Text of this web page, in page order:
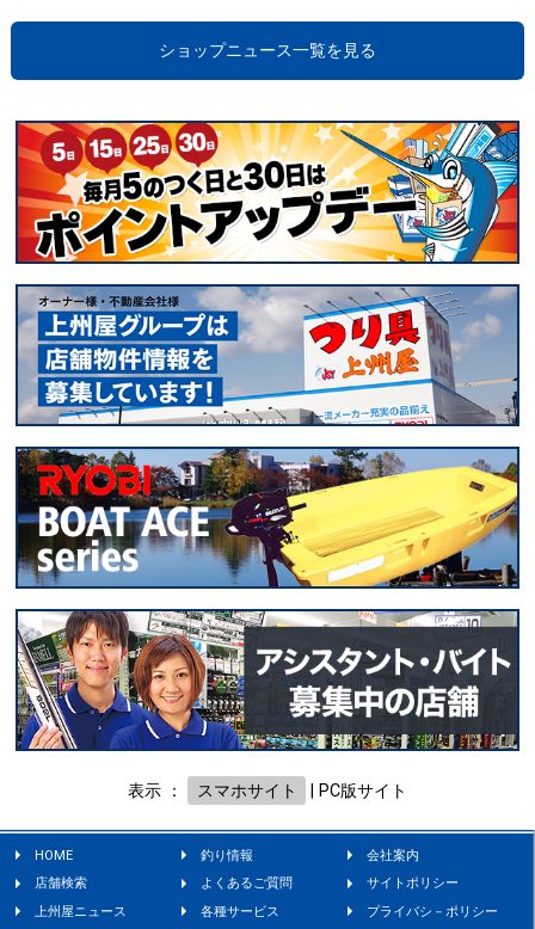
ショップニュース一覧を見る
表示 ： スマホサイト PC版サイト
HOME 釣り情報
会社案内
店舗検索
よくあるご質問
サイトポリシー
上州屋ニュース
各種サービス プライバシ－ポリシー